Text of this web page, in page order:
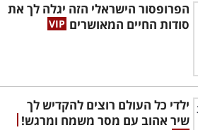
הפרופסור הישראלי הזה יגלה לך את
סודות החיים המאושרים
ילדי כל העולם רוצים להקדיש לך
שיר אהוב עם מסר משמח ומרגש!